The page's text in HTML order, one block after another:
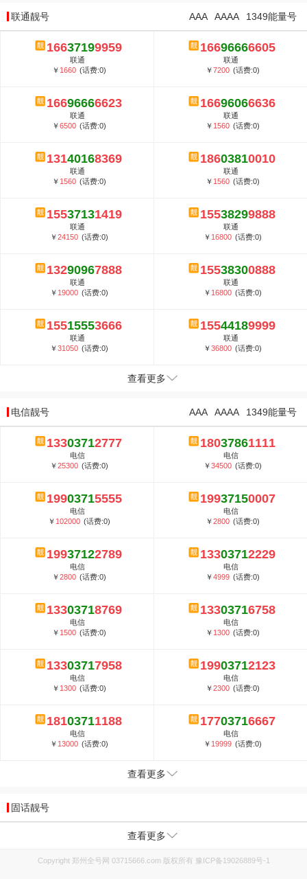
联通靓号 1349能量号
AAAA
AAA
16637199959
联通
￥ 1660 (话费:0)
16696666605
联通
￥7200 (话费:0)
16696666623
联通
￥6500 (话费:0)
16696066636
联通
￥ 1560 (话费:0)
13140168369
联通
￥ 1560 (话费:0)
18603810010
联通
￥ 1560 (话费:0)
15537131419
联通
￥24150 (话费:0)
15538299888
联通
￥ 16800 (话费:0)
13290967888
联通
￥ 19000 (话费:0)
15538300888
联通
￥ 16800 (话费:0)
15515553666
联通
￥31050 (话费:0)
15544189999
联通
￥36800 (话费:0)
查看更多
电信靓号 1349能量号
AAAA
AAA
13303712777
电信
￥25300 (话费:0)
18037861111
电信
￥34500 (话费:0)
19903715555
电信
￥ 102000 (话费:0)
19937150007
电信
￥2800 (话费:0)
19937122789
电信
￥2800 (话费:0)
13303712229
电信
￥4999 (话费:0)
13303718769
电信
￥ 1500 (话费:0)
13303716758
电信
￥ 1300 (话费:0)
13303717958
电信
￥ 1300 (话费:0)
19903712123
电信
￥2300 (话费:0)
18103711188
电信
￥ 13000 (话费:0)
17703716667
电信
￥ 19999 (话费:0)
查看更多
固话靓号
查看更多
Copyright 郑州全号网 03715666.com 版权所有 豫ICP备19026889号-1